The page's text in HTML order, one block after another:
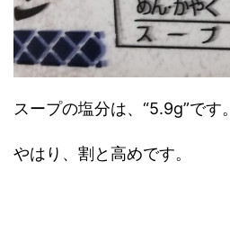
スープの塩分は、“5.9g”です。
やはり、割と高めです。